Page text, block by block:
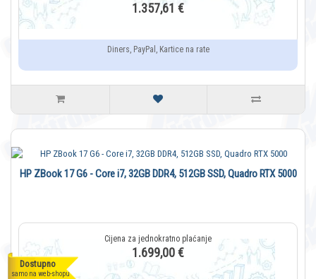
1.357,61 €
Diners, PayPal, Kartice na rate
Dostupno
samo na web-shopu
HP ZBook 17 G6 - Core i7, 32GB DDR4, 512GB SSD, Quadro RTX 5000
1.699,00 €